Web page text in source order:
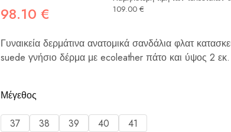
98.10 €
109.00 €
Γυναικεία δερμάτινα ανατομικά σανδάλια φλατ
suede γνήσιο δέρμα με ecoleather πάτο και ύψος 2 εκ.
Μέγεθος
37 38 39 40 41